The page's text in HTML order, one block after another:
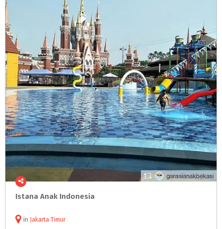
Istana Anak Indonesia
in Jakarta Timur